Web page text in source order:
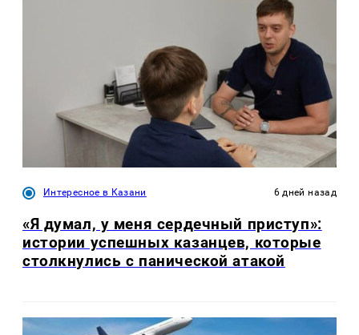
Интересное в Казани 6 дней назад
«Я думал, у меня сердечный приступ»:
истории успешных казанцев, которые
столкнулись с панической атакой